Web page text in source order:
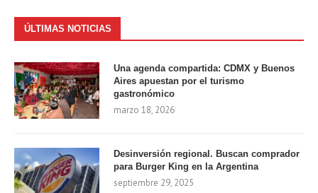
ÚLTIMAS NOTICIAS
Una agenda compartida: CDMX y Buenos
Aires apuestan por el turismo
gastronómico
marzo 18, 2026
Desinversión regional. Buscan comprador
para Burger King en la Argentina
septiembre 29, 2025